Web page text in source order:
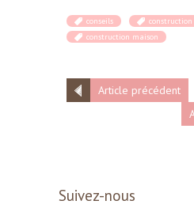
conseils
construction
construction maison
Article précédent
Suivez-nous